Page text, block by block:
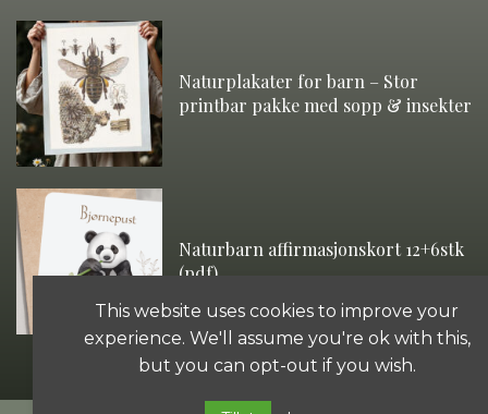
Naturplakater for barn – Stor
printbar pakke med sopp & insekter
Naturbarn affirmasjonskort 12+6stk
(pdf)
This website uses cookies to improve your
experience. We'll assume you're ok with this,
but you can opt-out if you wish.